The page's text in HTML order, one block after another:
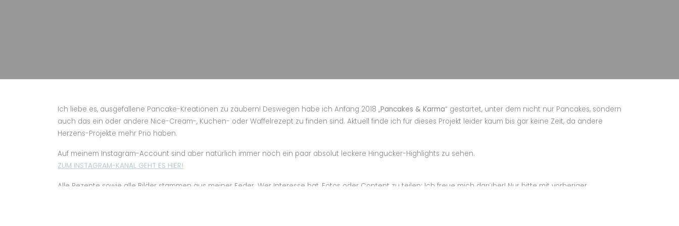
Ich liebe es, ausgefallene Pancake-Kreationen zu zaubern! Deswegen habe ich Anfang 2018 „Pancakes & Karma“ gestartet, unter dem nicht nur Pancakes, sondern
auch das ein oder andere Nice-Cream-, Kuchen- oder Waffelrezept zu finden sind. Aktuell finde ich für dieses Projekt leider kaum bis gar keine Zeit, da andere
Herzens-Projekte mehr Prio haben.
Auf meinem Instagram-Account sind aber natürlich immer noch ein paar absolut leckere Hingucker-Highlights zu sehen.
ZUM INSTAGRAM-KANAL GEHT ES HIER!
Alle Rezepte sowie alle Bilder stammen aus meiner Feder. Wer Interesse hat, Fotos oder Content zu teilen: Ich freue mich darüber! Nur bitte mit vorheriger